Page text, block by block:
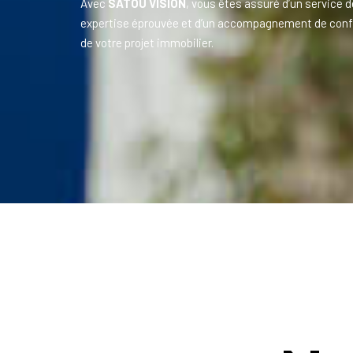
Avec SATOU VISION , vous êtes assuré d’un service
expertise éprouvée et d’un accompagnement de
de votre projet immobilier.